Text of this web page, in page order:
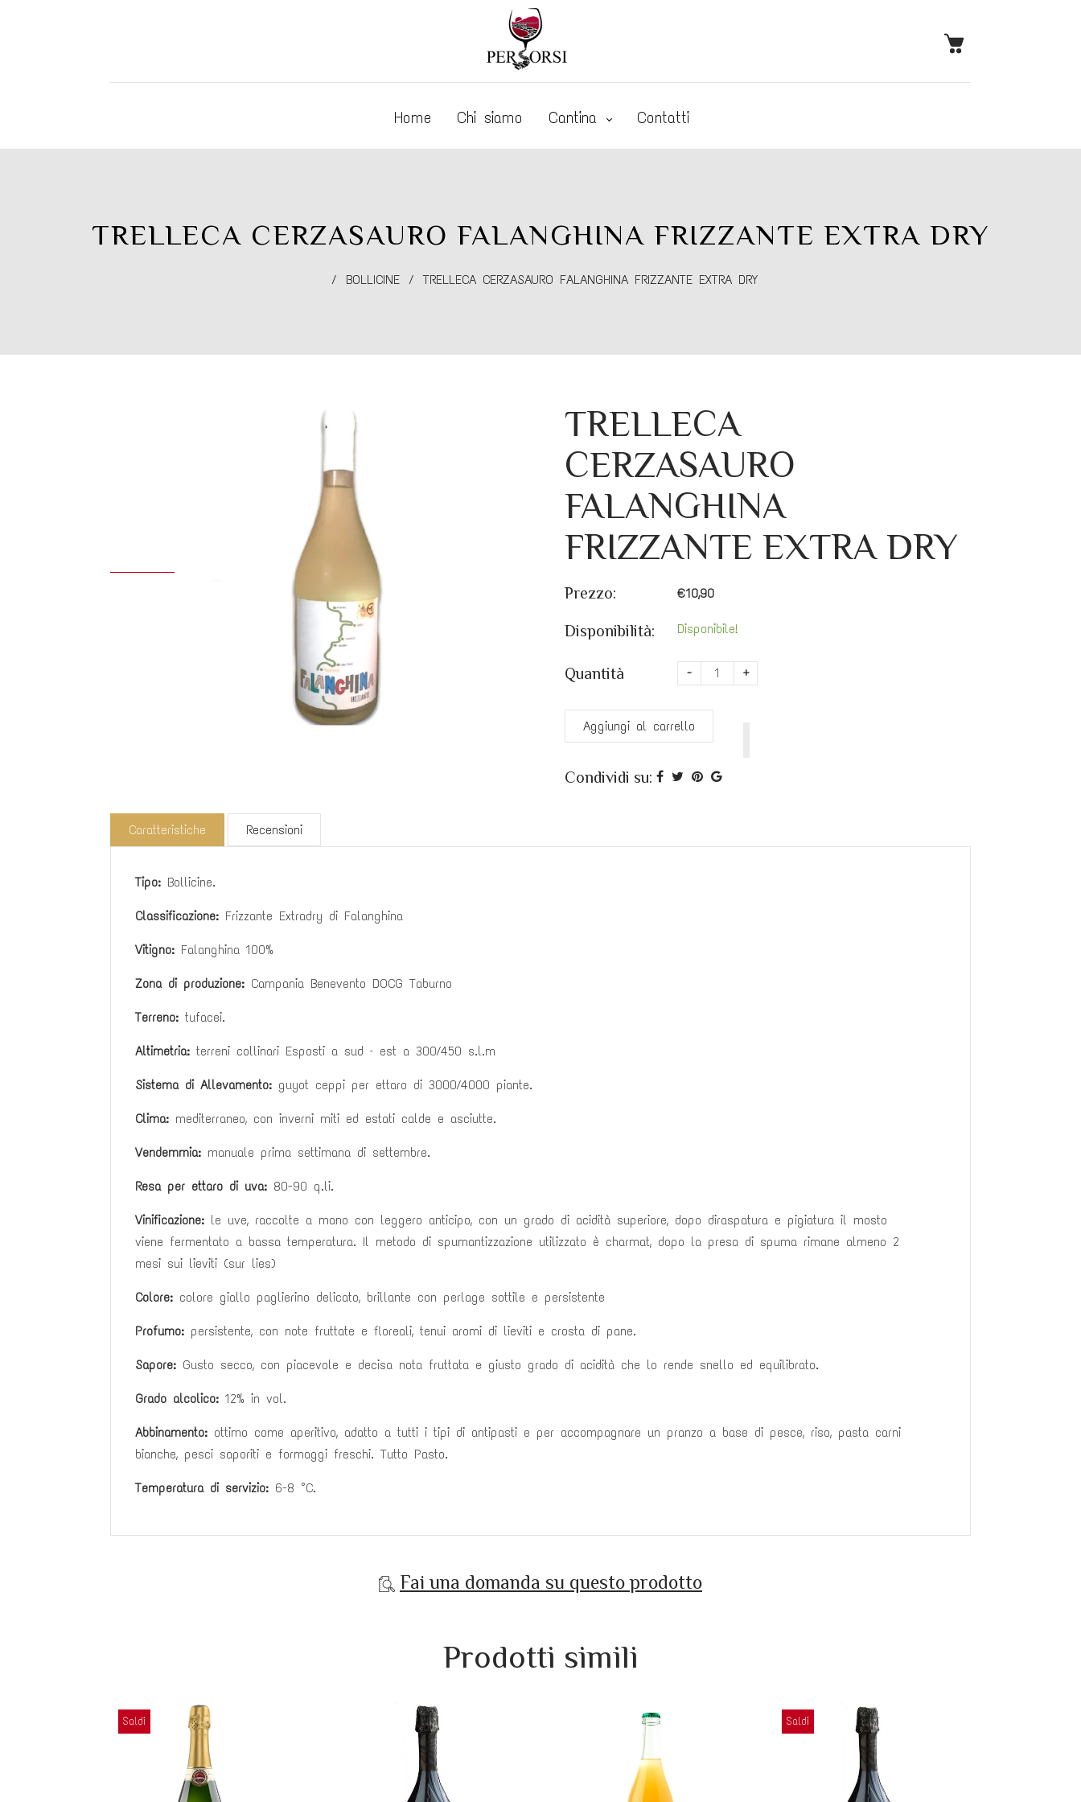
Home Chi siamo Cantina Contatti
TRELLECA CERZASAURO FALANGHINA FRIZZANTE EXTRA DRY
/ BOLLICINE / TRELLECA CERZASAURO FALANGHINA FRIZZANTE EXTRA DRY
TRELLECA
CERZASAURO
FALANGHINA
FRIZZANTE EXTRA DRY
Prezzo: €10,90
Disponibilità: Disponibile!
Quantità - +
Aggiungi al carrello
Condividi su:
Caratteristiche Recensioni
Tipo: Bollicine.
Classificazione: Frizzante Extradry di Falanghina
Vitigno: Falanghina 100%
Zona di produzione: Campania Benevento DOCG Taburno
Terreno: tufacei.
Altimetria: terreni collinari Esposti a sud – est a 300/450 s.l.m
Sistema di Allevamento: guyot ceppi per ettaro di 3000/4000 piante.
Clima: mediterraneo, con inverni miti ed estati calde e asciutte.
Vendemmia: manuale prima settimana di settembre.
Resa per ettaro di uva: 80-90 q.li.
Vinificazione: le uve, raccolte a mano con leggero anticipo, con un grado di acidità superiore, dopo diraspatura e pigiatura il mosto
viene fermentato a bassa temperatura. Il metodo di spumantizzazione utilizzato è charmat, dopo la presa di spuma rimane almeno 2
mesi sui lieviti (sur lies)
Colore: colore giallo paglierino delicato, brillante con perlage sottile e persistente
Profumo: persistente, con note fruttate e floreali, tenui aromi di lieviti e crosta di pane.
Sapore: Gusto secco, con piacevole e decisa nota fruttata e giusto grado di acidità che lo rende snello ed equilibrato.
Grado alcolico: 12% in vol.
Abbinamento: ottimo come aperitivo, adatto a tutti i tipi di antipasti e per accompagnare un pranzo a base di pesce, riso, pasta carni
bianche, pesci saporiti e formaggi freschi. Tutto Pasto.
Temperatura di servizio: 6-8 °C.
Fai una domanda su questo prodotto
Prodotti simili